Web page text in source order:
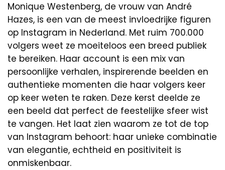
Monique Westenberg, de vrouw van André
Hazes, is een van de meest invloedrijke figuren
op Instagram in Nederland. Met ruim 700.000
volgers weet ze moeiteloos een breed publiek
te bereiken. Haar account is een mix van
persoonlijke verhalen, inspirerende beelden en
authentieke momenten die haar volgers keer
op keer weten te raken. Deze kerst deelde ze
een beeld dat perfect de feestelijke sfeer wist
te vangen. Het laat zien waarom ze tot de top
van Instagram behoort: haar unieke combinatie
van elegantie, echtheid en positiviteit is
onmiskenbaar.